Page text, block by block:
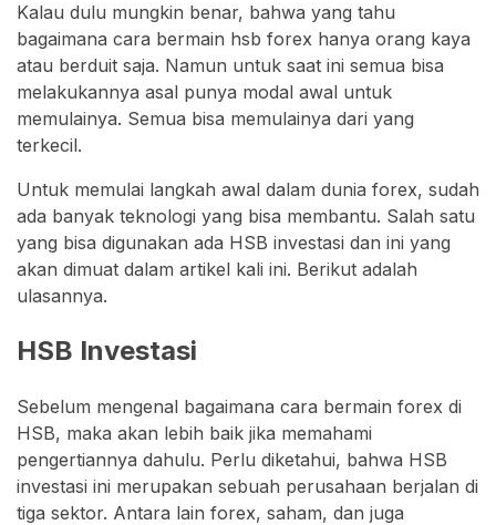
Kalau dulu mungkin benar, bahwa yang tahu
bagaimana cara bermain hsb forex hanya orang kaya
atau berduit saja. Namun untuk saat ini semua bisa
melakukannya asal punya modal awal untuk
memulainya. Semua bisa memulainya dari yang
terkecil.
Untuk memulai langkah awal dalam dunia forex, sudah
ada banyak teknologi yang bisa membantu. Salah satu
yang bisa digunakan ada HSB investasi dan ini yang
akan dimuat dalam artikel kali ini. Berikut adalah
ulasannya.
HSB Investasi
Sebelum mengenal bagaimana cara bermain forex di
HSB, maka akan lebih baik jika memahami
pengertiannya dahulu. Perlu diketahui, bahwa HSB
investasi ini merupakan sebuah perusahaan berjalan di
tiga sektor. Antara lain forex, saham, dan juga